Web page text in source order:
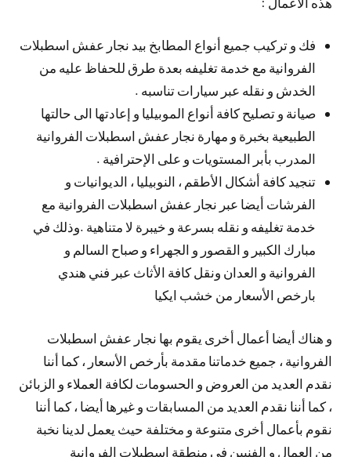
فك و تركيب جميع أنواع المطابخ بيد نجار عفش اسطبلات
الفروانية مع خدمة تغليفه بعدة طرق للحفاظ عليه من
الخدش و نقله عبر سيارات تناسبه .
صيانة و تصليح كافة أنواع الموبيليا و إعادتها الى حالتها
الطبيعية بخبرة و مهارة نجار عفش اسطبلات الفروانية
المدرب بأبر المستويات و على الإحترافية .
تنجيد كافة أشكال الأطقم ، النوبيليا ، الديوانيات و
الفرشات أيضا عبر نجار عفش اسطبلات الفروانية مع
خدمة تغليفه و نقله بسرعة و خيبرة لا متناهية .وذلك في
مبارك الكبير و القصور و الجهراء و صباح السالم و
الفروانية و العدان ونقل كافة الأثاث عبر فني هندي
بارخص الأسعار من خشب ايكيا
و هناك أيضا أعمال أخرى يقوم بها نجار عفش اسطبلات
الفروانية ، جميع خدماتنا مقدمة بأرخص الأسعار ، كما أننا
نقدم العديد من العروض و الحسومات لكافة العملاء و الزبائن
، كما أننا نقدم العديد من المسابقات و غيرها أيضا ، كما أننا
نقوم بأعمال أخرى متنوعة و مختلفة حيث يعمل لدينا نخبة
من العمال و الفنيين في منطقة اسطبلات الفروانية